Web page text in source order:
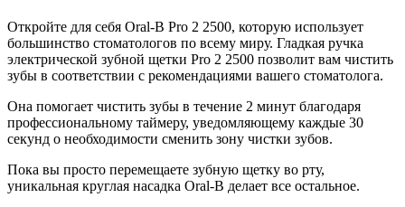
Откройте для себя Oral-B Pro 2 2500, которую использует
большинство стоматологов по всему миру. Гладкая ручка
электрической зубной щетки Pro 2 2500 позволит вам чистить
зубы в соответствии с рекомендациями вашего стоматолога.
Она помогает чистить зубы в течение 2 минут благодаря
профессиональному таймеру, уведомляющему каждые 30
секунд о необходимости сменить зону чистки зубов.
Пока вы просто перемещаете зубную щетку во рту,
уникальная круглая насадка Oral-B делает все остальное.